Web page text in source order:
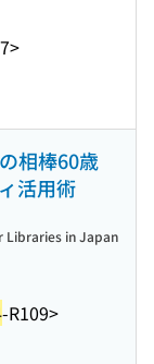
相棒60歳
活用術
-R109>
Libraries in Japan